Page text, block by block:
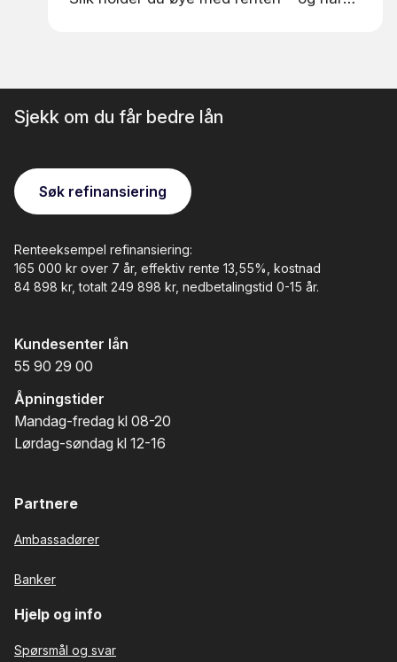
Sjekk om du får bedre lån
Søk refinansiering
Renteeksempel refinansiering:
165 000 kr over 7 år, effektiv rente 13,55%, kostnad
84 898 kr, totalt 249 898 kr, nedbetalingstid 0-15 år.
Kundesenter lån
55 90 29 00
Åpningstider
Mandag-fredag kl 08-20
Lørdag-søndag kl 12-16
Partnere
Ambassadører
Banker
Hjelp og info
Spørsmål og svar